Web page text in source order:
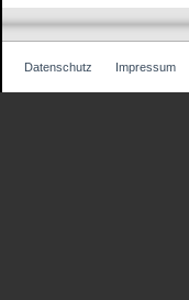
Datenschutz Impressum